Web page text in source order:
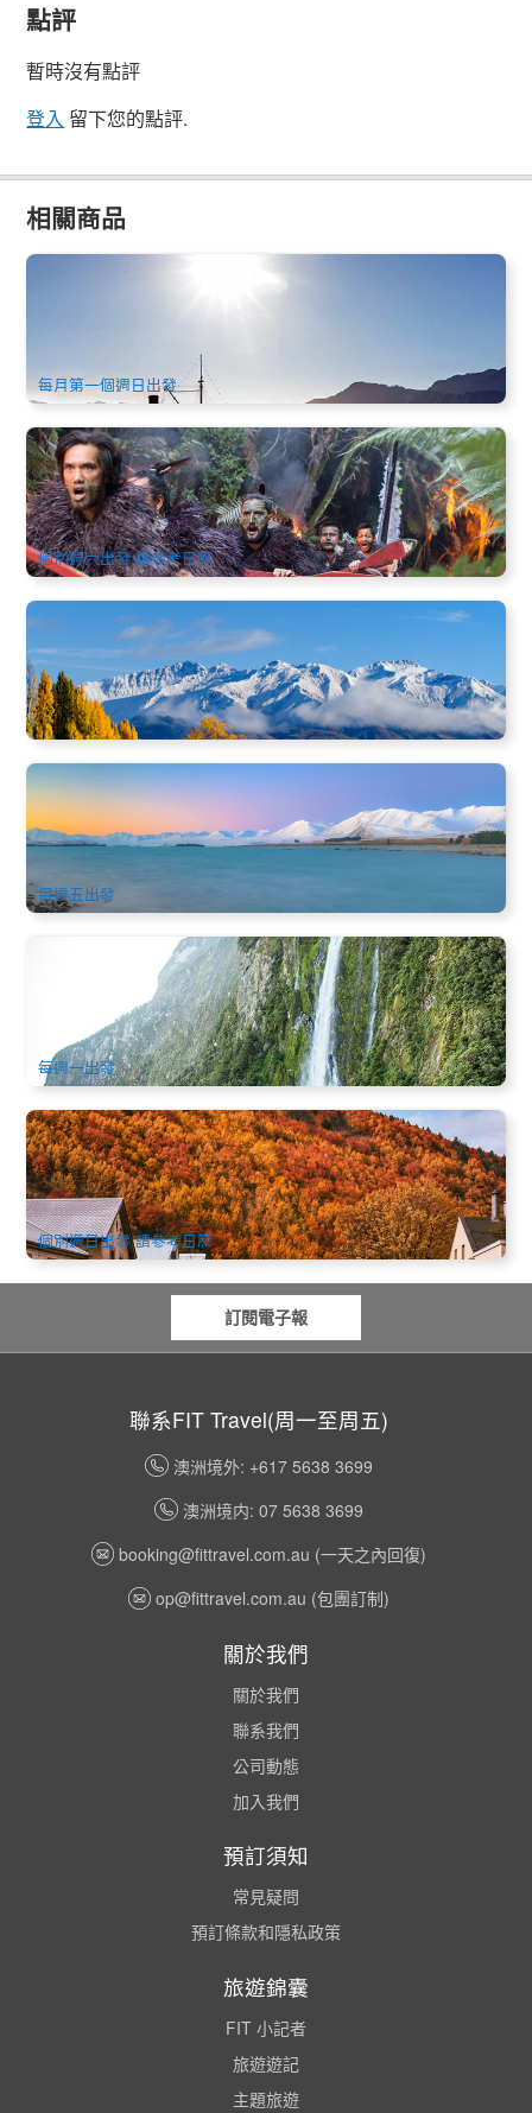
點評
暫時沒有點評
登入 留下您的點評.
相關商品
新西蘭經典南北島13天12晚中文團 | 奧克蘭進 基督城出
每月第一個週日出發
新西蘭南北島 | 中線美食11日中文奔馳16人內小團 | 基督城進
奧克蘭出
2.4k 已預訂
AUD $3,780.00
NZ1115W-11D
個別週六出發 請參考日歷
新西蘭南島｜湖光雪山中線秘境 3天2晚之旅
0 已預訂
NZ1099W
新西蘭南北島11天中文團(升級安排奔馳旅遊巴士) | 10月-3月
限定
6.8k 已預訂
AUD $3,758.00
NZ1034S
每週五出發
新西蘭南島 | 中線美食6天中文遊 | 可選米佛峽灣或自由活動 |
$1,532.00
NZ1040S
每週一出發
新西蘭南島 | 中線美食7日中文遊 | 可選米佛峽灣或自由活動 |
基督城進出
8.9k 已預訂
AUD $1,702.00
NZ1031W
個別週日出發 請參考日歷
訂閱電子報
聯系FIT Travel(周一至周五)
澳洲境外: +617 5638 3699
澳洲境内: 07 5638 3699
booking@fittravel.com.au (一天之內回復)
op@fittravel.com.au (包團訂制)
關於我們
關於我們
聯系我們
公司動態
加入我們
預訂須知
常見疑問
預訂條款和隱私政策
旅遊錦囊
FIT 小記者
旅遊遊記
主題旅遊